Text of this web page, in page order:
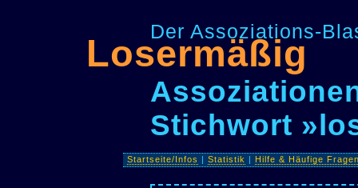
Der Assoziations-
Losermäßig
Stichwort
Startseite/Infos |Statistik |Hilfe & Häufige